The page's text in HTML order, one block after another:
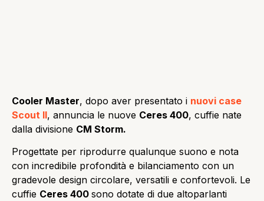
Cooler Master, dopo aver presentato i nuovi case
Scout II, annuncia le nuove Ceres 400, cuffie nate
dalla divisione CM Storm.
Progettate per riprodurre qualunque suono e nota
con incredibile profondità e bilanciamento con un
gradevole design circolare, versatili e confortevoli. Le
cuffie Ceres 400 sono dotate di due altoparlanti